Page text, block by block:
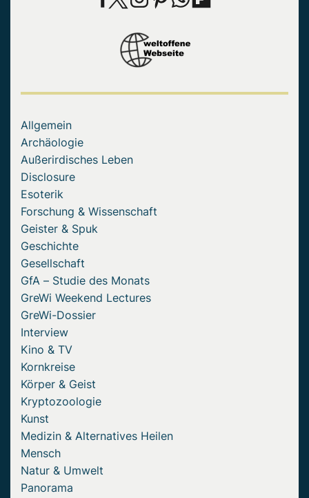
Allgemein
Archäologie
Außerirdisches Leben
Disclosure
Esoterik
Forschung & Wissenschaft
Geister & Spuk
Geschichte
Gesellschaft
GfA – Studie des Monats
GreWi Weekend Lectures
GreWi-Dossier
Interview
Kino & TV
Kornkreise
Körper & Geist
Kryptozoologie
Kunst
Medizin & Alternatives Heilen
Mensch
Natur & Umwelt
Panorama